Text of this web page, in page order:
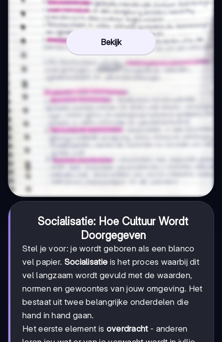
Bekijk
Socialisatie: Hoe Cultuur Wordt
Doorgegeven
Stel je voor: je wordt geboren als een blanco
vel papier. Socialisatie is het proces waarbij dit
vel langzaam wordt gevuld met de waarden,
normen en gewoontes van jouw omgeving. Het
bestaat uit twee belangrijke onderdelen die
hand in hand gaan.
Het eerste element is overdracht- anderen